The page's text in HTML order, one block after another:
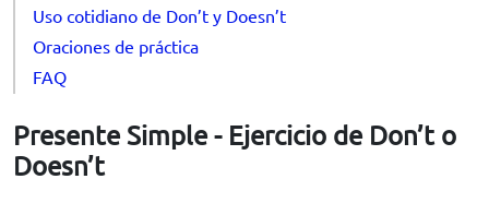
Uso cotidiano de Don’t y Doesn’t
Oraciones de práctica
FAQ
Presente Simple - Ejercicio de Don’t o
Doesn’t